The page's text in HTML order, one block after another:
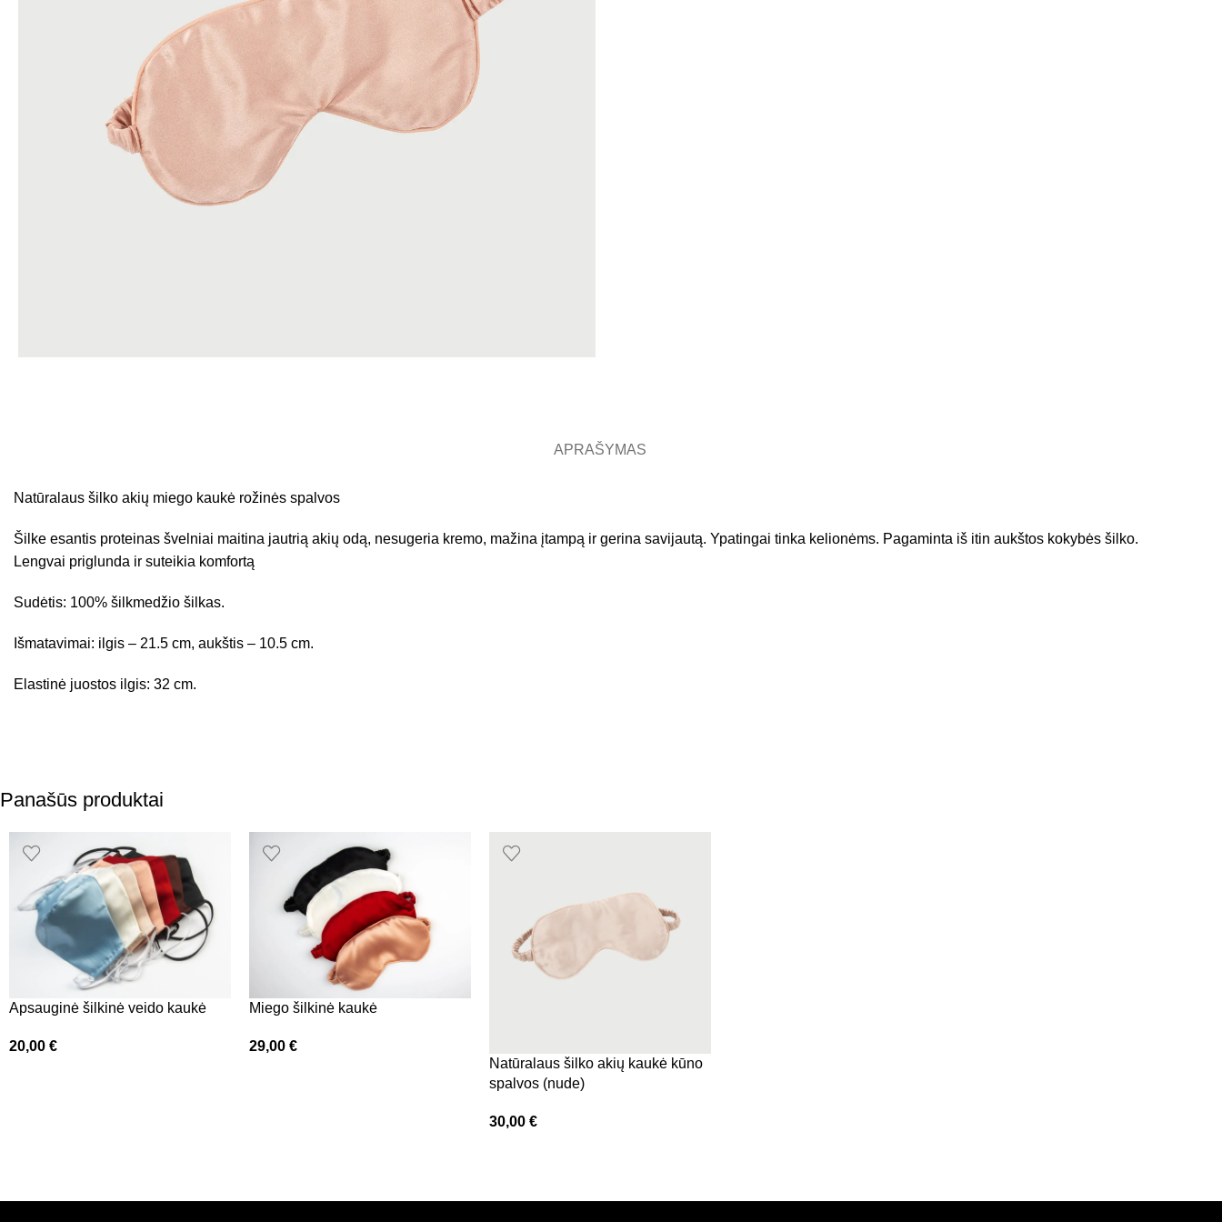
APRAŠYMAS
Natūralaus šilko akių miego kaukė rožinės spalvos
Šilke esantis proteinas švelniai maitina jautrią akių odą, nesugeria kremo, mažina įtampą ir gerina savijautą. Ypatingai tinka kelionėms. Pagaminta iš itin aukštos kokybės šilko.
Lengvai priglunda ir suteikia komfortą
Sudėtis: 100% šilkmedžio šilkas.
Išmatavimai: ilgis – 21.5 cm, aukštis – 10.5 cm.
Elastinė juostos ilgis: 32 cm.
Panašūs produktai
Apsauginė šilkinė veido kaukė
20,00 €
Miego šilkinė kaukė
29,00 €
Natūralaus šilko akių kaukė kūno
spalvos (nude)
30,00 €